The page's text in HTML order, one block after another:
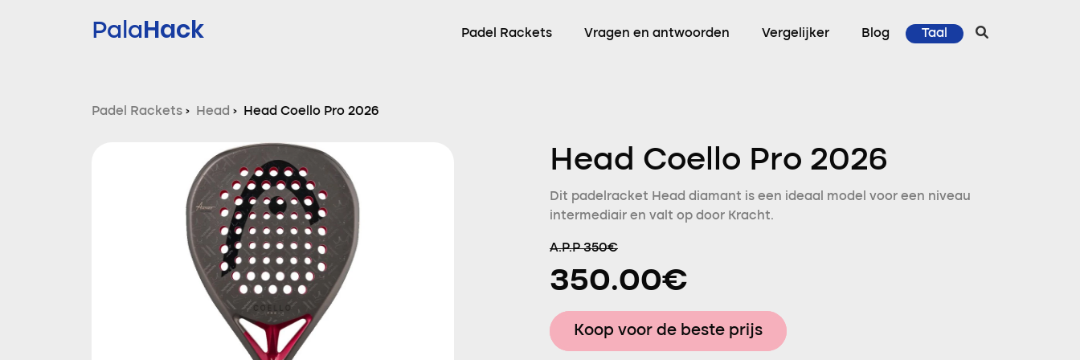
PalaHack Padel Rackets Vragen en antwoorden Vergelijker Blog Taal
Padel Rackets › Head › Head Coello Pro 2026
Head Coello Pro 2026
Dit padelracket Head diamant is een ideaal model voor een niveau
intermediair en valt op door Kracht.
A.P.P 350€
350.00€
Koop voor de beste prijs